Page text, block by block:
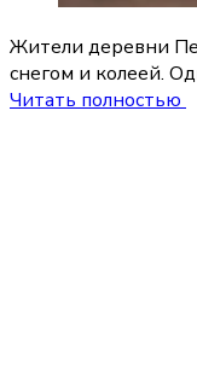
Жители деревни
снегом и колеей.
Читать полностью